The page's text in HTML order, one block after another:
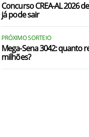
Concurso CREA-AL 2026
já pode sair
PRÓXIMO SORTEIO
Mega-Sena 3042: quanto
milhões?